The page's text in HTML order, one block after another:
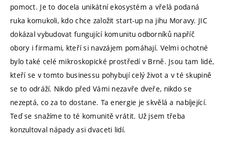
pomoct. Je to docela unikátní ekosystém a vřelá podaná
ruka komukoli, kdo chce založit start-up na jihu Moravy. JIC
dokázal vybudovat fungující komunitu odborníků napříč
obory i firmami, kteří si navzájem pomáhají. Velmi ochotné
bylo také celé mikroskopické prostředí v Brně. Jsou tam lidé,
kteří se v tomto businessu pohybují celý život a v té skupině
se to odráží. Nikdo před Vámi nezavře dveře, nikdo se
nezeptá, co za to dostane. Ta energie je skvělá a nabíjející.
Teď se snažíme to té komunitě vrátit. Už jsem třeba
konzultoval nápady asi dvaceti lidí.